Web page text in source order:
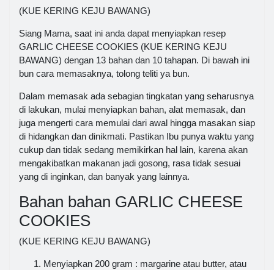
(KUE KERING KEJU BAWANG)
Siang Mama, saat ini anda dapat menyiapkan resep
GARLIC CHEESE COOKIES (KUE KERING KEJU
BAWANG) dengan 13 bahan dan 10 tahapan. Di bawah ini
bun cara memasaknya, tolong teliti ya bun.
Dalam memasak ada sebagian tingkatan yang seharusnya
di lakukan, mulai menyiapkan bahan, alat memasak, dan
juga mengerti cara memulai dari awal hingga masakan siap
di hidangkan dan dinikmati. Pastikan Ibu punya waktu yang
cukup dan tidak sedang memikirkan hal lain, karena akan
mengakibatkan makanan jadi gosong, rasa tidak sesuai
yang di inginkan, dan banyak yang lainnya.
Bahan bahan GARLIC CHEESE
COOKIES
(KUE KERING KEJU BAWANG)
Menyiapkan 200 gram : margarine atau butter, atau